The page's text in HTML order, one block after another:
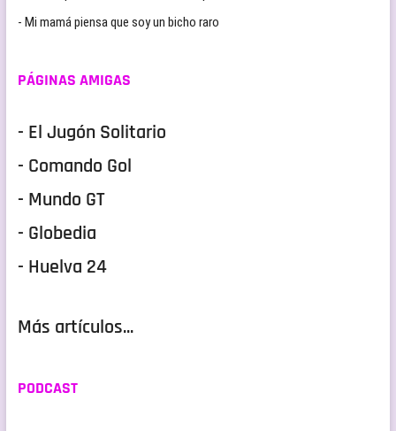
- Mi mamá piensa que soy un bicho raro
PÁGINAS AMIGAS
- El Jugón Solitario
- Comando Gol
- Mundo GT
- Globedia
- Huelva 24
Más artículos...
PODCAST